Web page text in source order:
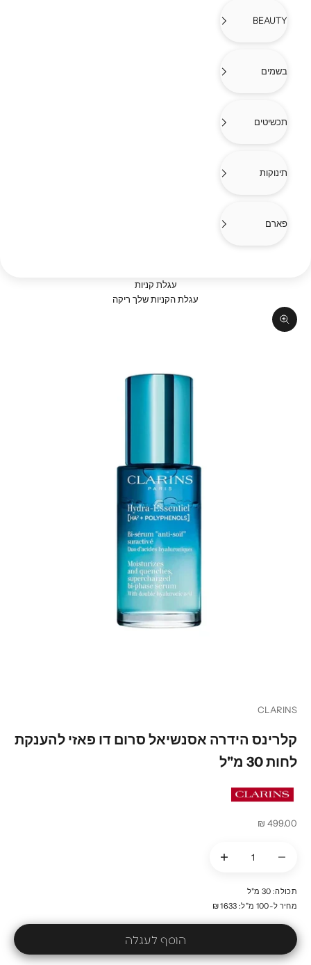
BEAUTY
בשמים
תכשיטים
תינוקות
פארם
עגלת קניות
עגלת הקניות שלך ריקה
תקריב
CLARINS
קלרינס הידרה אסנשיאל סרום דו פאזי להענקת
לחות 30 מ"ל
מחיר מבצע
499.00 ₪
תכולה: 30 מ"ל
מחיר ל-100 מ"ל: 1633 ₪
הוסף לעגלה